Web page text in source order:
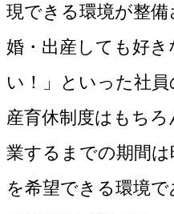
現できる環境が整
婚・出産しても好
い！」といった社員
産育休制度はもち
業するまでの期間
を希望できる環境